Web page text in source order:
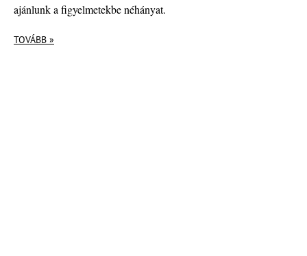
ajánlunk a figyelmetekbe néhányat.
TOVÁBB »